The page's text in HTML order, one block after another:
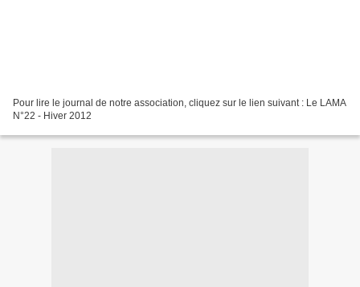
Pour lire le journal de notre association, cliquez sur le lien suivant : Le LAMA
N°22 - Hiver 2012